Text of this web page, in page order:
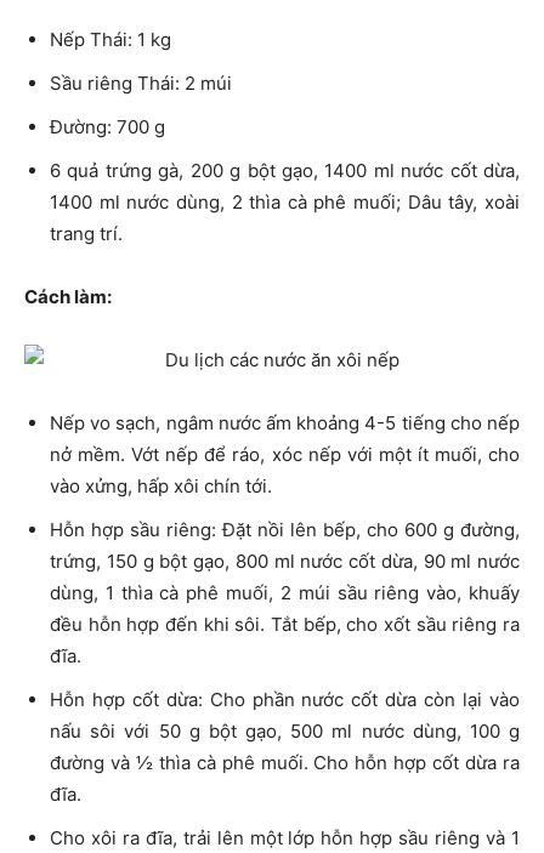
Nếp Thái: 1 kg
Sầu riêng Thái: 2 múi
Đường: 700 g
6 quả trứng gà, 200 g bột gạo, 1400 ml nước cốt dừa,
1400 ml nước dùng, 2 thìa cà phê muối; Dâu tây, xoài
trang trí.
Cách làm:
Nếp vo sạch, ngâm nước ấm khoảng 4-5 tiếng cho nếp
nở mềm. Vớt nếp để ráo, xóc nếp với một ít muối, cho
vào xửng, hấp xôi chín tới.
Hỗn hợp sầu riêng: Đặt nồi lên bếp, cho 600 g đường,
trứng, 150 g bột gạo, 800 ml nước cốt dừa, 90 ml nước
dùng, 1 thìa cà phê muối, 2 múi sầu riêng vào, khuấy
đều hỗn hợp đến khi sôi. Tắt bếp, cho xốt sầu riêng ra
đĩa.
Hỗn hợp cốt dừa: Cho phần nước cốt dừa còn lại vào
nấu sôi với 50 g bột gạo, 500 ml nước dùng, 100 g
đường và ½ thìa cà phê muối. Cho hỗn hợp cốt dừa ra
đĩa.
Cho xôi ra đĩa, trải lên một lớp hỗn hợp sầu riêng và 1